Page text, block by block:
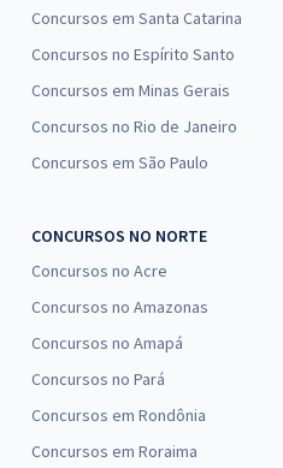
Concursos em Santa Catarina
Concursos no Espírito Santo
Concursos em Minas Gerais
Concursos no Rio de Janeiro
Concursos em São Paulo
CONCURSOS NO NORTE
Concursos no Acre
Concursos no Amazonas
Concursos no Amapá
Concursos no Pará
Concursos em Rondônia
Concursos em Roraima